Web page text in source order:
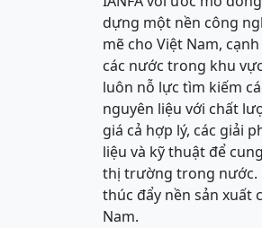
dựng một nền công
mẽ cho Việt Nam,
các nước trong khu
luôn nỗ lực tìm kiếm
nguyên liệu với chất
giá cả hợp lý, các giải
liệu và kỹ thuật để
thị trường trong nước.
thúc đẩy nền sản xuất
Nam.